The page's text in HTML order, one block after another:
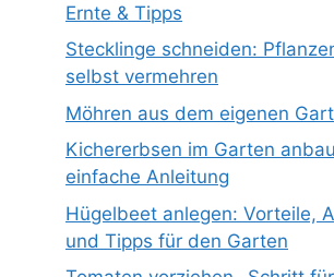
Ernte & Tipps
Stecklinge schneiden:
selbst vermehren
Möhren aus dem eigenen
Kichererbsen im Garten
einfache Anleitung
Hügelbeet anlegen: Vorteile,
und Tipps für den Garten